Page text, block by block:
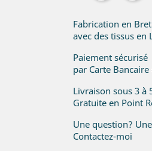
Fabrication en
avec des tissus en
Paiement sécurisé
par Carte
Livraison sous 3 à
Gratuite en Point
Une question?
Contactez-moi